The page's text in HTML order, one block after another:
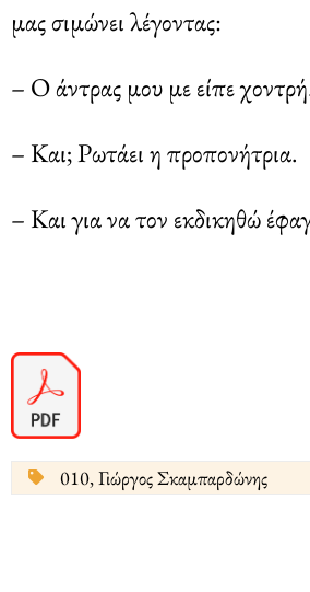
μας σιμώνει λέγοντας:
– Ο άντρας μου με είπε
– Και; Ρωτάει η προπονήτρια.
– Και για να τον εκδικηθώ
010,Γιώργος Σκαμπαρδώνης